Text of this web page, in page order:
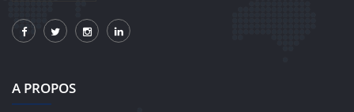
A PROPOS